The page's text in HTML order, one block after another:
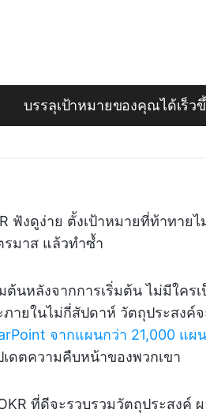
บรรลุเป้าหมายของคุณได้เร็ว
ฟังดูง่าย ตั้งเป้าหมายที่ท้าทา
รมาส แล้วทำซ้ำ
ต้นหลังจากการเริ่มต้น ไม่มีใคร
ายในไม่กี่สัปดาห์ วัตถุประสงค์
จากแผนกว่า 21,000 แผน
เดตความคืบหน้าของพวกเขา
ที่ดีจะรวบรวมวัตถุประสงค์